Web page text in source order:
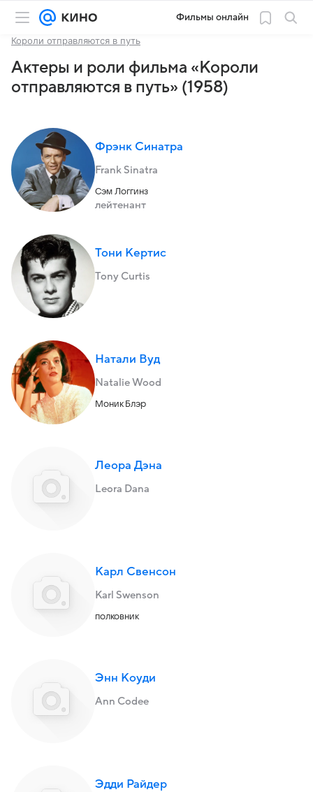
Фильмы онлайн
Короли отправляются в путь
Актеры и роли фильма «Короли
отправляются в путь» (1958)
Фрэнк Синатра
Frank Sinatra
Сэм Логгинз
лейтенант
Тони Кертис
Tony Curtis
Натали Вуд
Natalie Wood
Моник Блэр
Леора Дэна
Leora Dana
Карл Свенсон
Karl Swenson
полковник
Энн Коуди
Ann Codee
Эдди Райдер